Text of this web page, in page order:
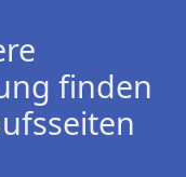
finden